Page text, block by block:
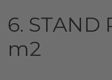
6. STAND
m2